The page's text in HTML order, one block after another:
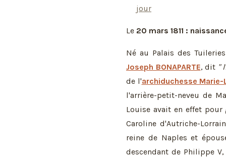
jour
Le 20 mars 1811 :
Né au Palais des
Joseph BONAPARTE, dit "
de l'archiduchesse
l'arrière-petit-neveu de
Louise avait en effet
Caroline d'Autriche-
reine de Naples et
descendant de Philippe